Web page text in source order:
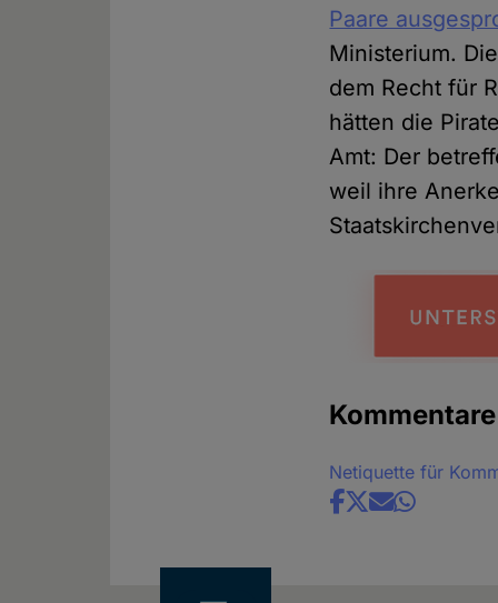
Paare
Ministerium.
dem Recht für
hätten die
Amt: Der
weil ihre
Kommentare
Netiquette für
Share